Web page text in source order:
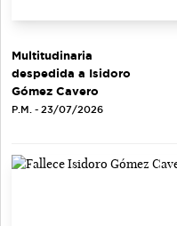
Multitudinaria
despedida a Isidoro
Gómez Cavero
P.M. - 23/07/2026